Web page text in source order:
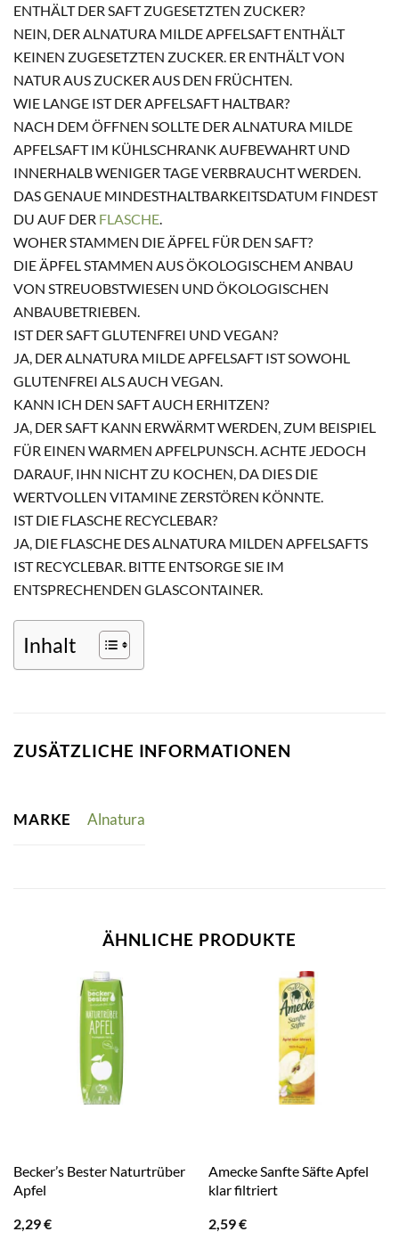
ENTHÄLT DER SAFT ZUGESETZTEN ZUCKER?
NEIN, DER ALNATURA MILDE APFELSAFT ENTHÄLT
KEINEN ZUGESETZTEN ZUCKER. ER ENTHÄLT VON
NATUR AUS ZUCKER AUS DEN FRÜCHTEN.
WIE LANGE IST DER APFELSAFT HALTBAR?
NACH DEM ÖFFNEN SOLLTE DER ALNATURA MILDE
APFELSAFT IM KÜHLSCHRANK AUFBEWAHRT UND
INNERHALB WENIGER TAGE VERBRAUCHT WERDEN.
DAS GENAUE MINDESTHALTBARKEITSDATUM FINDEST
DU AUF DER FLASCHE.
WOHER STAMMEN DIE ÄPFEL FÜR DEN SAFT?
DIE ÄPFEL STAMMEN AUS ÖKOLOGISCHEM ANBAU
VON STREUOBSTWIESEN UND ÖKOLOGISCHEN
ANBAUBETRIEBEN.
IST DER SAFT GLUTENFREI UND VEGAN?
JA, DER ALNATURA MILDE APFELSAFT IST SOWOHL
GLUTENFREI ALS AUCH VEGAN.
KANN ICH DEN SAFT AUCH ERHITZEN?
JA, DER SAFT KANN ERWÄRMT WERDEN, ZUM BEISPIEL
FÜR EINEN WARMEN APFELPUNSCH. ACHTE JEDOCH
DARAUF, IHN NICHT ZU KOCHEN, DA DIES DIE
WERTVOLLEN VITAMINE ZERSTÖREN KÖNNTE.
IST DIE FLASCHE RECYCLEBAR?
JA, DIE FLASCHE DES ALNATURA MILDEN APFELSAFTS
IST RECYCLEBAR. BITTE ENTSORGE SIE IM
ENTSPRECHENDEN GLASCONTAINER.
Inhalt
ZUSÄTZLICHE INFORMATIONEN
MARKE Alnatura
ÄHNLICHE PRODUKTE
Becker’s Bester Naturtrüber
Apfel
2,29€
Amecke Sanfte Säfte Apfel
klar filtriert
2,59€